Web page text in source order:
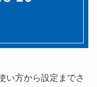
い方から設定までさ